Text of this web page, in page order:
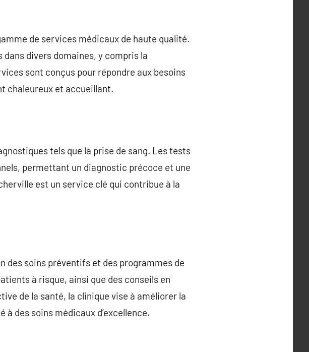
de services médicaux de haute qualité.
divers domaines, y compris la
sont conçus pour répondre aux besoins
chaleureux et accueillant.
tels que la prise de sang. Les tests
permettant un diagnostic précoce et une
est un service clé qui contribue à la
des soins préventifs et des programmes de
à risque, ainsi que des conseils en
de la santé, la clinique vise à améliorer la
des soins médicaux d’excellence.